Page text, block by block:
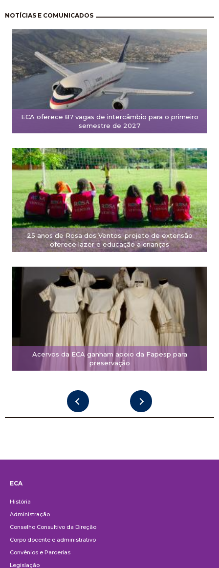
NOTÍCIAS E COMUNICADOS
ECA oferece 87 vagas de intercâmbio para o primeiro
semestre de 2027
25 anos de Rosa dos Ventos: projeto de extensão
oferece lazer e educação a crianças
Acervos da ECA ganham apoio da Fapesp para
preservação
Pagination
ECA
História
Administração
Conselho Consultivo da Direção
Corpo docente e administrativo
Convênios e Parcerias
Legislação